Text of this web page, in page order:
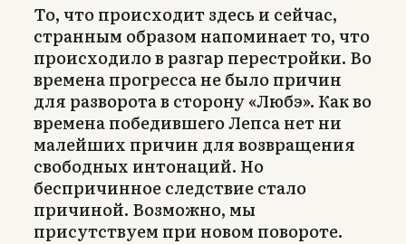
То, что происходит здесь и сейчас,
странным образом напоминает то, что
происходило в разгар перестройки. Во
времена прогресса не было причин
для разворота в сторону «Любэ». Как во
времена победившего Лепса нет ни
малейших причин для возвращения
свободных интонаций. Но
беспричинное следствие стало
причиной. Возможно, мы
присутствуем при новом повороте.